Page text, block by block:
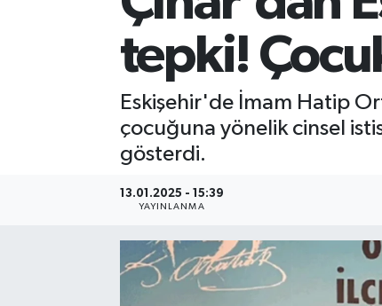
tepki!
Eskişehir'de İmam Hatip
çocuğuna yönelik cinsel
gösterdi.
13.01.2025 - 15:39
YAYINLANMA